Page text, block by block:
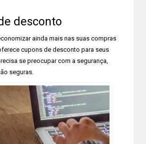
desconto
ainda mais nas suas compras
cupons de desconto para seus
se preocupar com a segurança,
seguras.